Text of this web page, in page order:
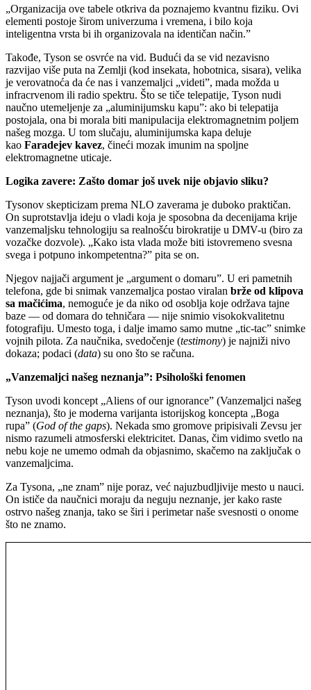
„Organizacija ove tabele otkriva da poznajemo kvantnu fiziku. Ovi
elementi postoje širom univerzuma i vremena, i bilo koja
inteligentna vrsta bi ih organizovala na identičan način.”
Takođe, Tyson se osvrće na vid. Budući da se vid nezavisno
razvijao više puta na Zemlji (kod insekata, hobotnica, sisara), velika
je verovatnoća da će nas i vanzemaljci „videti”, mada možda u
infracrvenom ili radio spektru. Što se tiče telepatije, Tyson nudi
naučno utemeljenje za „aluminijumsku kapu”: ako bi telepatija
postojala, ona bi morala biti manipulacija elektromagnetnim poljem
našeg mozga. U tom slučaju, aluminijumska kapa deluje
kao Faradejev kavez, čineći mozak imunim na spoljne
elektromagnetne uticaje.
Logika zavere: Zašto domar još uvek nije objavio sliku?
Tysonov skepticizam prema NLO zaverama je duboko praktičan.
On suprotstavlja ideju o vladi koja je sposobna da decenijama krije
vanzemaljsku tehnologiju sa realnošću birokratije u DMV-u (biro za
vozačke dozvole). „Kako ista vlada može biti istovremeno svesna
svega i potpuno inkompetentna?” pita se on.
Njegov najjači argument je „argument o domaru”. U eri pametnih
telefona, gde bi snimak vanzemaljca postao viralan brže od klipova
sa mačićima, nemoguće je da niko od osoblja koje održava tajne
baze — od domara do tehničara — nije snimio visokokvalitetnu
fotografiju. Umesto toga, i dalje imamo samo mutne „tic-tac” snimke
vojnih pilota. Za naučnika, svedočenje (testimony) je najniži nivo
dokaza; podaci (data) su ono što se računa.
„Vanzemaljci našeg neznanja”: Psihološki fenomen
Tyson uvodi koncept „Aliens of our ignorance” (Vanzemaljci našeg
neznanja), što je moderna varijanta istorijskog koncepta „Boga
rupa” (God of the gaps). Nekada smo gromove pripisivali Zevsu jer
nismo razumeli atmosferski elektricitet. Danas, čim vidimo svetlo na
nebu koje ne umemo odmah da objasnimo, skačemo na zaključak o
vanzemaljcima.
Za Tysona, „ne znam” nije poraz, već najuzbudljivije mesto u nauci.
On ističe da naučnici moraju da neguju neznanje, jer kako raste
ostrvo našeg znanja, tako se širi i perimetar naše svesnosti o onome
što ne znamo.